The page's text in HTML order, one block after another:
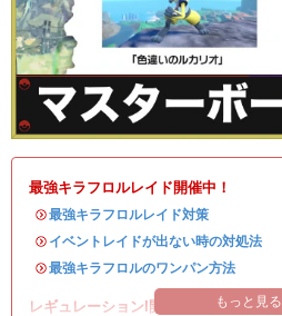
最強キラフロルレイド開催中！
・最強キラフロルレイド対策
・ イベントレイドが出ない時の対処法
・最強キラフロルのワンパン方法
レギュレーションI開催中！ もっと見る